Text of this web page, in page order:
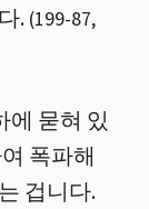
. (199-87,
에 묻혀 있
폭파해
겁니다.